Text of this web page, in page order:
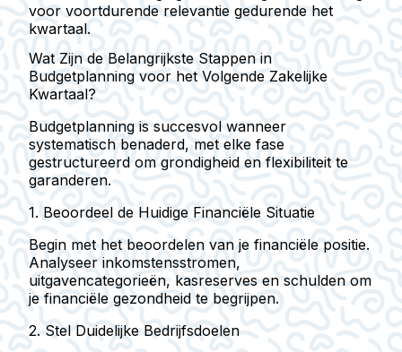
voor voortdurende relevantie gedurende het
kwartaal.
Wat Zijn de Belangrijkste Stappen in
Budgetplanning voor het Volgende Zakelijke
Kwartaal?
Budgetplanning is succesvol wanneer
systematisch benaderd, met elke fase
gestructureerd om grondigheid en flexibiliteit te
garanderen.
1. Beoordeel de Huidige Financiële Situatie
Begin met het beoordelen van je financiële positie.
Analyseer inkomstensstromen,
uitgavencategorieën, kasreserves en schulden om
je financiële gezondheid te begrijpen.
2. Stel Duidelijke Bedrijfsdoelen